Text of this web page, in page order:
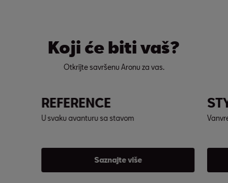
Koji će biti vaš?
Otkrijte savršenu Aronu za vas.
REFERENCE
U svaku avanturu sa stavom
Saznajte više